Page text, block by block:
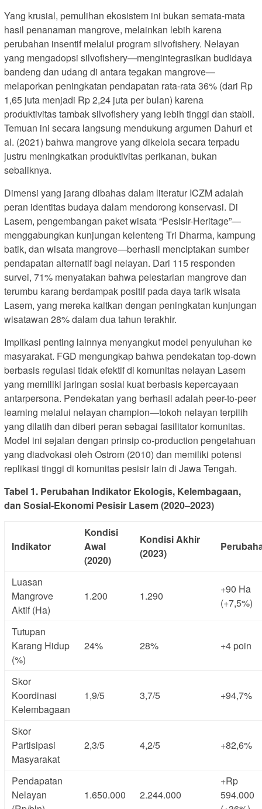
Yang krusial, pemulihan ekosistem ini bukan semata-mata
hasil penanaman mangrove, melainkan lebih karena
perubahan insentif melalui program silvofishery. Nelayan
yang mengadopsi silvofishery—mengintegrasikan budidaya
bandeng dan udang di antara tegakan mangrove—
melaporkan peningkatan pendapatan rata-rata 36% (dari Rp
1,65 juta menjadi Rp 2,24 juta per bulan) karena
produktivitas tambak silvofishery yang lebih tinggi dan stabil.
Temuan ini secara langsung mendukung argumen Dahuri et
al. (2021) bahwa mangrove yang dikelola secara terpadu
justru meningkatkan produktivitas perikanan, bukan
sebaliknya.
Dimensi yang jarang dibahas dalam literatur ICZM adalah
peran identitas budaya dalam mendorong konservasi. Di
Lasem, pengembangan paket wisata “Pesisir-Heritage”—
menggabungkan kunjungan kelenteng Tri Dharma, kampung
batik, dan wisata mangrove—berhasil menciptakan sumber
pendapatan alternatif bagi nelayan. Dari 115 responden
survei, 71% menyatakan bahwa pelestarian mangrove dan
terumbu karang berdampak positif pada daya tarik wisata
Lasem, yang mereka kaitkan dengan peningkatan kunjungan
wisatawan 28% dalam dua tahun terakhir.
Implikasi penting lainnya menyangkut model penyuluhan ke
masyarakat. FGD mengungkap bahwa pendekatan top-down
berbasis regulasi tidak efektif di komunitas nelayan Lasem
yang memiliki jaringan sosial kuat berbasis kepercayaan
antarpersona. Pendekatan yang berhasil adalah peer-to-peer
learning melalui nelayan champion—tokoh nelayan terpilih
yang dilatih dan diberi peran sebagai fasilitator komunitas.
Model ini sejalan dengan prinsip co-production pengetahuan
yang diadvokasi oleh Ostrom (2010) dan memiliki potensi
replikasi tinggi di komunitas pesisir lain di Jawa Tengah.
Tabel 1. Perubahan Indikator Ekologis, Kelembagaan,
dan Sosial-Ekonomi Pesisir Lasem (2020–2023)
Indikator
Kondisi
Awal
(2020)
Kondisi Akhir
(2023)
Luasan
Mangrove
Aktif (Ha)
1.200 1.290
+90 Ha
(+7,5%)
Tutupan
Karang Hidup
(%)
24% 28% +4 poin
Skor
Koordinasi
Kelembagaan
1,9/5 3,7/5 +94,7%
Skor
Partisipasi
Masyarakat
2,3/5 4,2/5 +82,6%
Pendapatan
Nelayan
1.650.000 2.244.000
+Rp
594.000